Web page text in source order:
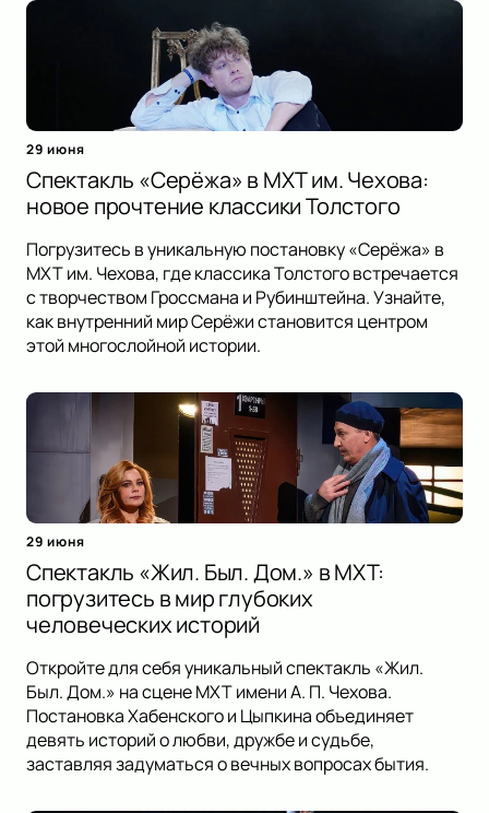
29 июня
Спектакль «Серёжа» в МХТ им. Чехова:
новое прочтение классики Толстого
Погрузитесь в уникальную постановку «Серёжа» в
МХТ им. Чехова, где классика Толстого встречается
с творчеством Гроссмана и Рубинштейна. Узнайте,
как внутренний мир Серёжи становится центром
этой многослойной истории.
29 июня
Спектакль «Жил. Был. Дом.» в МХТ:
погрузитесь в мир глубоких
человеческих историй
Откройте для себя уникальный спектакль «Жил.
Был. Дом.» на сцене МХТ имени А. П. Чехова.
Постановка Хабенского и Цыпкина объединяет
девять историй о любви, дружбе и судьбе,
заставляя задуматься о вечных вопросах бытия.